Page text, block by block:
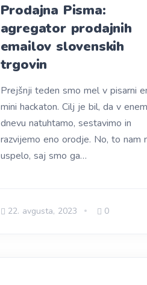
Prodajna Pisma:
agregator prodajnih
emailov slovenskih
trgovin
Prejšnji teden smo mel v pisarni
mini hackaton. Cilj je bil, da v enem
dnevu natuhtamo, sestavimo in
razvijemo eno orodje. No, to nam
uspelo, saj smo ga…
22. avgusta, 2023 0